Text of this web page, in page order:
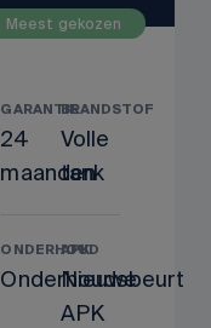
Meest gekozen
GARANTIE
24
maanden
BRANDSTOF
Volle
tank
ONDERHOUD
Onderhoudsbeurt
APK
Nieuwe
APK